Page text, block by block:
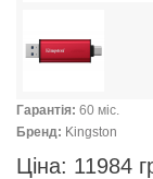
Гарантія: 60 міс.
Бренд: Kingston
Ціна: 11984